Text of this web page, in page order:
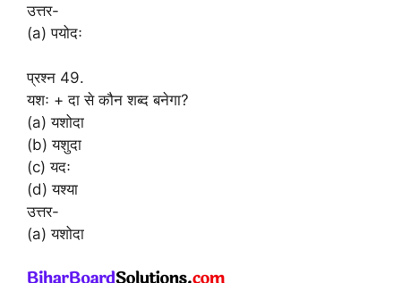
उत्तर-
(a) पयोदः
प्रश्न 49.
यशः + दा से कौन शब्द बनेगा?
(a) यशोदा
(b) यशुदा
(c) यदः
(d) यश्या
उत्तर-
(a) यशोदा